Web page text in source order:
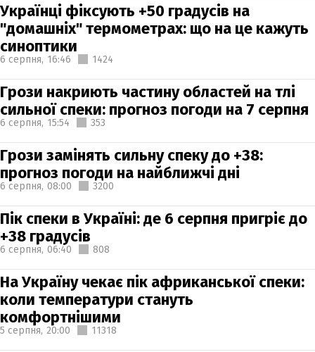
Українці фіксують +50 градусів на
"домашніх" термометрах: що на це кажуть
синоптики
6 серпня, 16:46 1424
Грози накриють частину областей на тлі
сильної спеки: прогноз погоди на 7 серпня
6 серпня, 15:54 353
Грози замінять сильну спеку до +38:
прогноз погоди на найближчі дні
6 серпня, 08:00 3200
Пік спеки в Україні: де 6 серпня пригріє до
+38 градусів
6 серпня, 06:40 808
На Україну чекає пік африканської спеки:
коли температури стануть
комфортнішими
5 серпня, 20:00 11318